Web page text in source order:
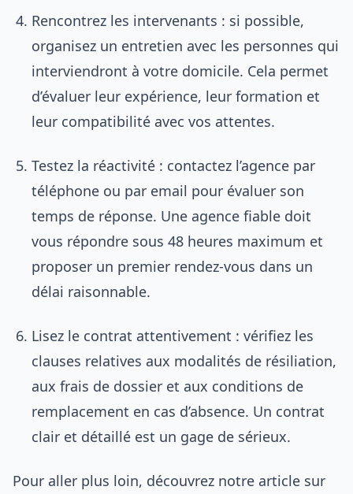
Rencontrez les intervenants : si possible,
organisez un entretien avec les personnes qui
interviendront à votre domicile. Cela permet
d’évaluer leur expérience, leur formation et
leur compatibilité avec vos attentes.
Testez la réactivité : contactez l’agence par
téléphone ou par email pour évaluer son
temps de réponse. Une agence fiable doit
vous répondre sous 48 heures maximum et
proposer un premier rendez-vous dans un
délai raisonnable.
Lisez le contrat attentivement : vérifiez les
clauses relatives aux modalités de résiliation,
aux frais de dossier et aux conditions de
remplacement en cas d’absence. Un contrat
clair et détaillé est un gage de sérieux.
Pour aller plus loin, découvrez notre article sur